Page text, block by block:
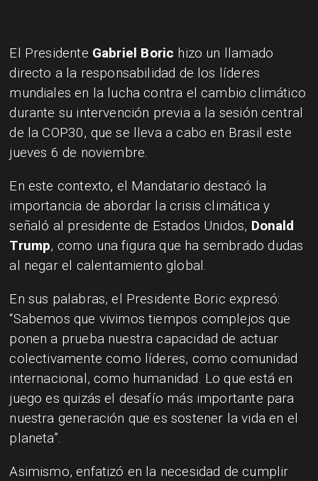
El Presidente Gabriel Boric hizo un llamado
directo a la responsabilidad de los líderes
mundiales en la lucha contra el cambio climático
durante su intervención previa a la sesión central
de la COP30, que se lleva a cabo en Brasil este
jueves 6 de noviembre.
En este contexto, el Mandatario destacó la
importancia de abordar la crisis climática y
señaló al presidente de Estados Unidos, Donald
Trump, como una figura que ha sembrado dudas
al negar el calentamiento global.
En sus palabras, el Presidente Boric expresó:
“Sabemos que vivimos tiempos complejos que
ponen a prueba nuestra capacidad de actuar
colectivamente como líderes, como comunidad
internacional, como humanidad. Lo que está en
juego es quizás el desafío más importante para
nuestra generación que es sostener la vida en el
planeta”.
Asimismo, enfatizó en la necesidad de cumplir